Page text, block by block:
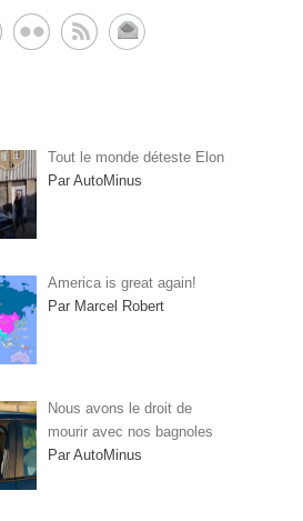
Tout le monde déteste Elon
Par AutoMinus
America is great again!
Par Marcel Robert
Nous avons le droit de
mourir avec nos bagnoles
Par AutoMinus